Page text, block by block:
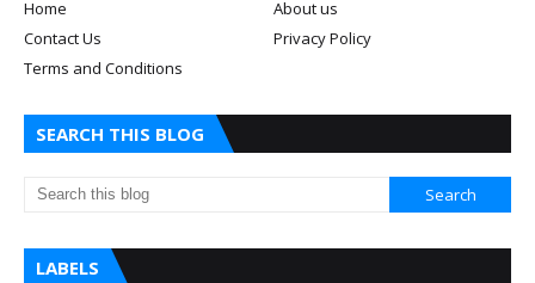
Home
About us
Contact Us
Privacy Policy
Terms and Conditions
SEARCH THIS BLOG
LABELS